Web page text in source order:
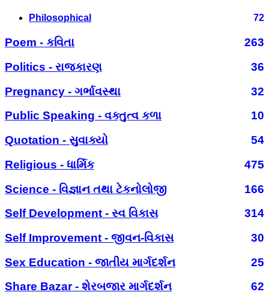
Philosophical 72
Poem - કવિતા
263
Politics - રાજકારણ
36
Pregnancy - ગર્ભાવસ્થા
32
Public Speaking - વક્તુત્વ કળા
10
Quotation - સુવાક્યો
54
Religious - ધાર્મિક
475
Science - વિજ્ઞાન તથા ટેકનોલોજી
166
Self Development - સ્વ વિકાસ
314
Self Improvement - જીવન-વિકાસ
30
Sex Education - જાતીય માર્ગદર્શન
25
Share Bazar - શેરબજાર માર્ગદર્શન
62